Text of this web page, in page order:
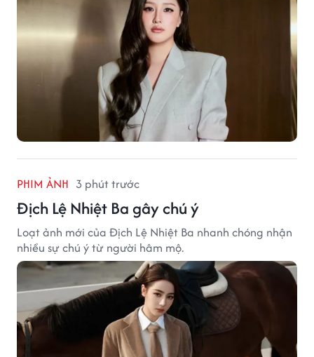
PHIM ẢNH 3 phút trước
Địch Lệ Nhiệt Ba gây chú ý
Loạt ảnh mới của Địch Lệ Nhiệt Ba nhanh chóng nhận
nhiều sự chú ý từ người hâm mộ.